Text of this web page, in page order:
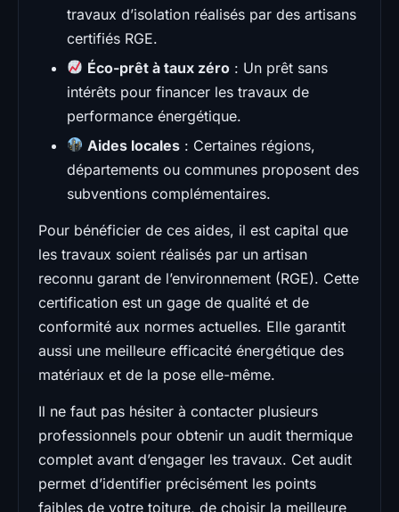
travaux d’isolation réalisés par des artisans
certifiés RGE.
Éco-prêt à taux zéro : Un prêt sans
intérêts pour financer les travaux de
performance énergétique.
Aides locales : Certaines régions,
départements ou communes proposent des
subventions complémentaires.
Pour bénéficier de ces aides, il est capital que
les travaux soient réalisés par un artisan
reconnu garant de l’environnement (RGE). Cette
certification est un gage de qualité et de
conformité aux normes actuelles. Elle garantit
aussi une meilleure efficacité énergétique des
matériaux et de la pose elle-même.
Il ne faut pas hésiter à contacter plusieurs
professionnels pour obtenir un audit thermique
complet avant d’engager les travaux. Cet audit
permet d’identifier précisément les points
faibles de votre toiture, de choisir la meilleure